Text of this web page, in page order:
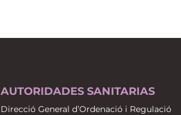
AUTORIDADES SANITARIAS
Direcció General d’Ordenació i Regulació